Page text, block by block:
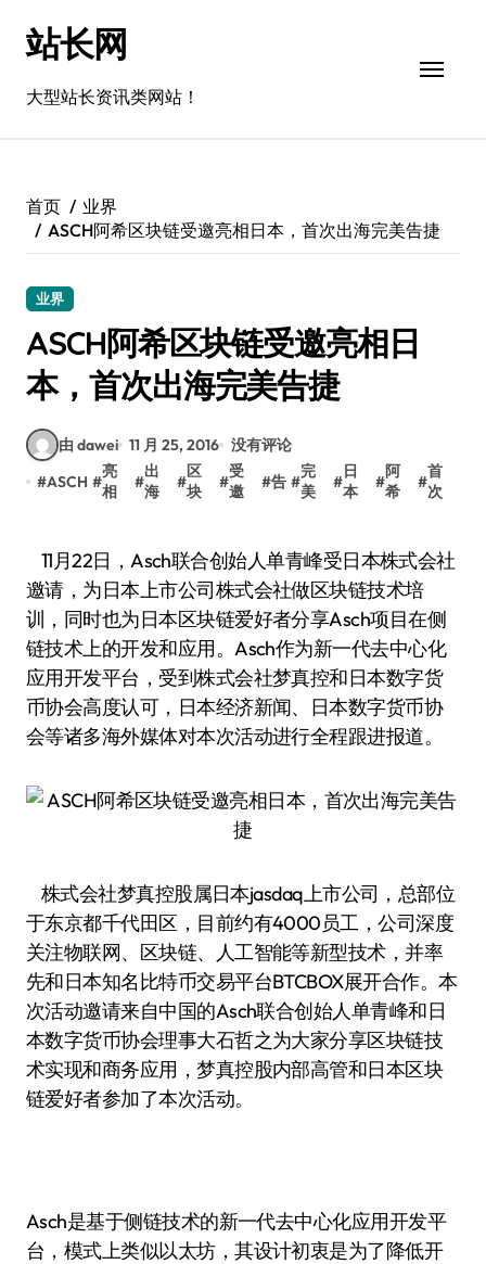
站长网
大型站长资讯类网站！
首页
业界
ASCH阿希区块链受邀亮相日本，首次出海完美告捷
业界
ASCH阿希区块链受邀亮相日
本，首次出海完美告捷
由 dawei 11 月 25, 2016 没有评论
#ASCH #
亮
相
#
出
海
#
区
块
#
受
邀
#告 #
完
美
#
日
本
#
阿
希
#
首
次
11月22日，Asch联合创始人单青峰受日本株式会社
邀请，为日本上市公司株式会社做区块链技术培
训，同时也为日本区块链爱好者分享Asch项目在侧
链技术上的开发和应用。Asch作为新一代去中心化
应用开发平台，受到株式会社梦真控和日本数字货
币协会高度认可，日本经济新闻、日本数字货币协
会等诸多海外媒体对本次活动进行全程跟进报道。
株式会社梦真控股属日本jasdaq上市公司，总部位
于东京都千代田区，目前约有4000员工，公司深度
关注物联网、区块链、人工智能等新型技术，并率
先和日本知名比特币交易平台BTCBOX展开合作。本
次活动邀请来自中国的Asch联合创始人单青峰和日
本数字货币协会理事大石哲之为大家分享区块链技
术实现和商务应用，梦真控股内部高管和日本区块
链爱好者参加了本次活动。
Asch是基于侧链技术的新一代去中心化应用开发平
台，模式上类似以太坊，其设计初衷是为了降低开